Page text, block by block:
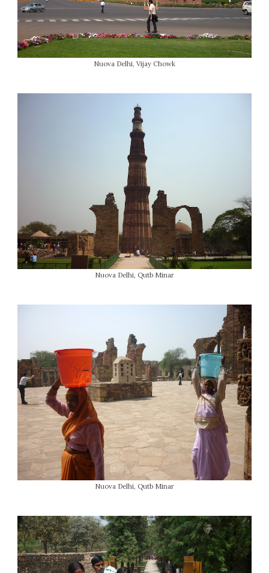
Nuova Delhi, Vijay Chowk
Nuova Delhi, Qutb Minar
Nuova Delhi, Qutb Minar